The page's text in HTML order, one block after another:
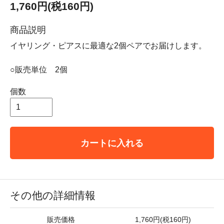
1,760円(税160円)
商品説明
イヤリング・ピアスに最適な2個ペアでお届けします。
○販売単位 2個
個数
カートに入れる
その他の詳細情報
販売価格 1,760円(税160円)